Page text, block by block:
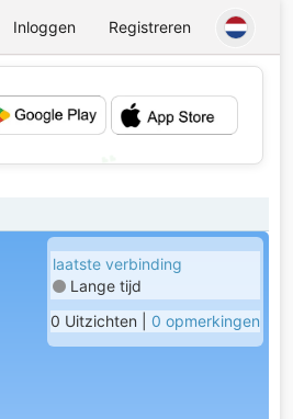
Inloggen Registreren
laatste verbinding
Lange tijd
0 Uitzichten | 0 opmerkingen